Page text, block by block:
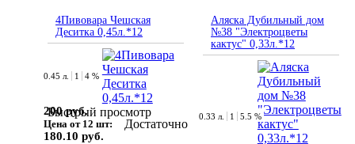
4Пивовара Чешская
Деситка 0,45л.*12
Быстрый просмотр
0.45 л. 1 4 %
200 руб.
Цена от 12 шт:
180.10 руб.
Достаточно
Аляска Дубильный дом
№38 "Электроцветы
кактус" 0,33л.*12
0.33 л. 1 5.5 %